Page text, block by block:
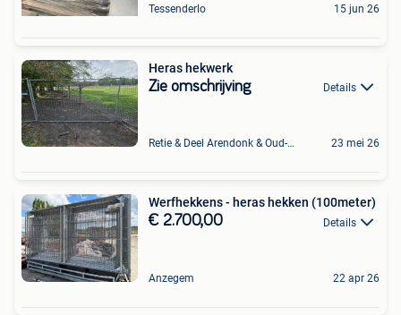
Tessenderlo 15 jun 26
Heras hekwerk
Zie omschrijving Details
Retie & Deel Arendonk & Oud-Turnhout 23 mei 26
Werfhekkens - heras hekken (100meter)
€ 2.700,00 Details
Anzegem 22 apr 26